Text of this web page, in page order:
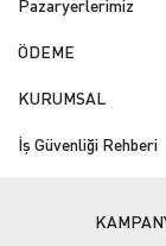
Pazaryerlerimiz
ÖDEME
KURUMSAL
İş Güvenliği Rehberi